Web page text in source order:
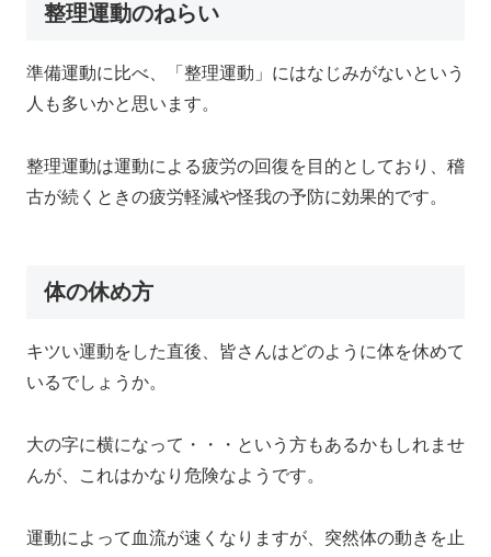
整理運動のねらい
準備運動に比べ、「整理運動」にはなじみがないという
人も多いかと思います。
整理運動は運動による疲労の回復を目的としており、稽
古が続くときの疲労軽減や怪我の予防に効果的です。
体の休め方
キツい運動をした直後、皆さんはどのように体を休めて
いるでしょうか。
大の字に横になって・・・という方もあるかもしれませ
んが、これはかなり危険なようです。
運動によって血流が速くなりますが、突然体の動きを止